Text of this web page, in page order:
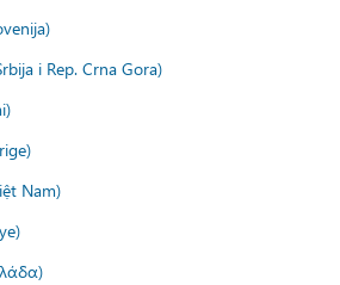
i Rep. Crna Gora)
Nam)